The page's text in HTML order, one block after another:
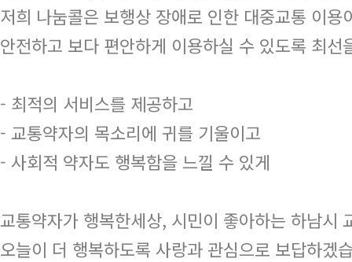
저희 나눔콜은 보행상 장애로 인한 대중교통 이
안전하고 보다 편안하게 이용하실 수 있도록 최선
- 최적의 서비스를 제공하고
- 교통약자의 목소리에 귀를 기울이고
- 사회적 약자도 행복함을 느낄 수 있게
교통약자가 행복한세상, 시민이 좋아하는 하남시
오늘이 더 행복하도록 사랑과 관심으로 보답하겠